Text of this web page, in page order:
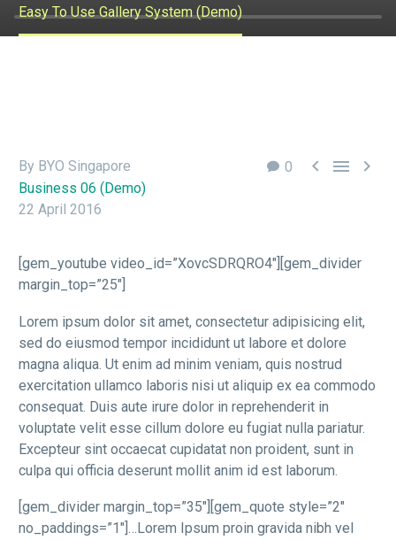
Easy To Use Gallery System (Demo)
0   
By BYO Singapore
Business 06 (Demo)
22 April 2016
[gem_youtube video_id=”XovcSDRQRO4″][gem_divider
margin_top=”25″]
Lorem ipsum dolor sit amet, consectetur adipisicing elit,
sed do eiusmod tempor incididunt ut labore et dolore
magna aliqua. Ut enim ad minim veniam, quis nostrud
exercitation ullamco laboris nisi ut aliquip ex ea commodo
consequat. Duis aute irure dolor in reprehenderit in
voluptate velit esse cillum dolore eu fugiat nulla pariatur.
Excepteur sint occaecat cupidatat non proident, sunt in
culpa qui officia deserunt mollit anim id est laborum.
[gem_divider margin_top=”35″][gem_quote style=”2″
no_paddings=”1″]…Lorem Ipsum proin gravida nibh vel